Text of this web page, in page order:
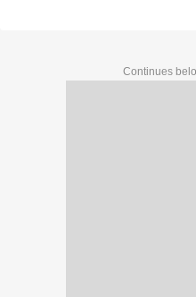
Continues